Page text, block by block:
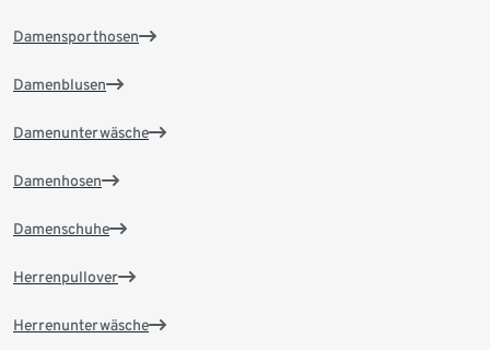
Damensporthosen
Damenblusen
Damenunterwäsche
Damenhosen
Damenschuhe
Herrenpullover
Herrenunterwäsche